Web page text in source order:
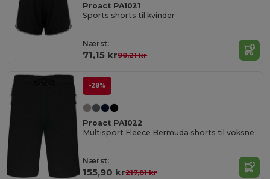
Proact PA1021
Sports shorts til kvinder
Nærst:
71,15 kr90,21 kr
-28%
Proact PA1022
Multisport Fleece Bermuda shorts til voksne
Nærst:
155,90 kr217,81 kr